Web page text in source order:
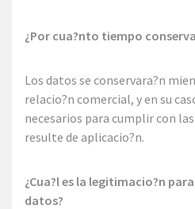
¿Por cua?nto tiempo
Los datos se conservara?n
relacio?n comercial, y en su
necesarios para cumplir con
resulte de aplicacio?n.
¿Cua?l es la legitimacio?n
datos?